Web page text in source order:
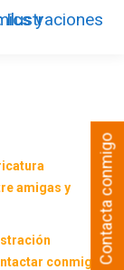
amigas y
conmigoContacta conmigo